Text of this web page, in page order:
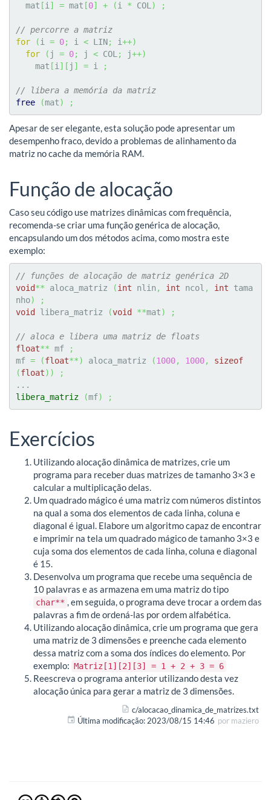
  mat
[i] = mat [0] + (i * COL) ;
// percorre a matriz
for
(i = 0; i < LIN; i++)
for
( j = 0; j < COL; j++)
    mat
[i] [ j ] = i ;
// libera a memória da matriz
free
(mat) ;
Apesar de ser elegante, esta solução pode apresentar um
desempenho fraco, devido a problemas de alinhamento da
matriz no cache da memória RAM.
Função de alocação
Caso seu código use matrizes dinâmicas com frequência,
recomenda-se criar uma função genérica de alocação,
encapsulando um dos métodos acima, como mostra este
exemplo:
// funções de alocação de matriz genérica 2D
void** aloca_matriz (int nlin , int ncol , int tama
nho)
;
void
libera_matriz (void **mat) ;
// aloca e libera uma matriz de floats
float** mf
;
mf = (float**) aloca_matriz (1000, 1000,
sizeof
(float) )
;
libera_matriz
(mf) ;
Exercícios
Utilizando alocação dinâmica de matrizes, crie um
programa para receber duas matrizes de tamanho 3×3 e
calcular a multiplicação delas.
Um quadrado mágico é uma matriz com números distintos
na qual a soma dos elementos de cada linha, coluna e
diagonal é igual. Elabore um algoritmo capaz de encontrar
e imprimir na tela um quadrado mágico de tamanho 3×3 e
cuja soma dos elementos de cada linha, coluna e diagonal
é 15.
Desenvolva um programa que recebe uma sequência de
10 palavras e as armazena em uma matriz do tipo
char** , em seguida, o programa deve trocar a ordem das
palavras a fim de ordená-las por ordem alfabética.
Utilizando alocação dinâmica, crie um programa que gera
uma matriz de 3 dimensões e preenche cada elemento
dessa matriz com a soma dos índices do elemento. Por
exemplo: Matriz[1][2][3] = 1 + 2 + 3 = 6
Reescreva o programa anterior utilizando desta vez
alocação única para gerar a matriz de 3 dimensões.
c/alocacao_dinamica_de_matrizes.txt
Última modificação: 2023/08/15 14:46 por maziero